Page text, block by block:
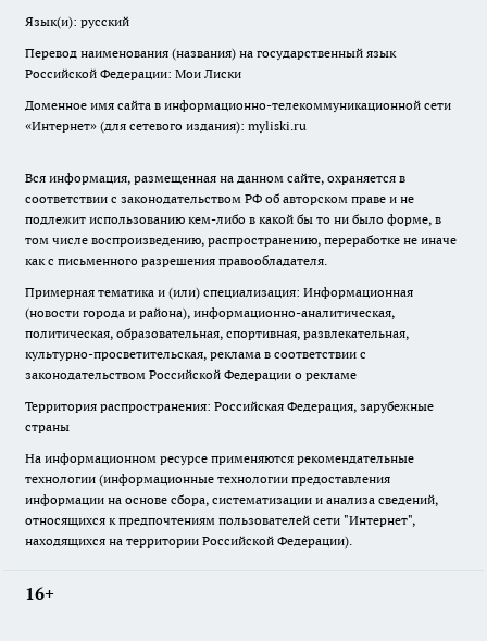
Язык(и): русский
Перевод наименования (названия) на государственный язык
Российской Федерации: Мои Лиски
Доменное имя сайта в информационно-телекоммуникационной сети
«Интернет» (для сетевого издания): myliski.ru
Вся информация, размещенная на данном сайте, охраняется в
соответствии с законодательством РФ об авторском праве и не
подлежит использованию кем-либо в какой бы то ни было форме, в
том числе воспроизведению, распространению, переработке не иначе
как с письменного разрешения правообладателя.
Примерная тематика и (или) специализация: Информационная
(новости города и района), информационно-аналитическая,
политическая, образовательная, спортивная, развлекательная,
культурно-просветительская, реклама в соответствии с
законодательством Российской Федерации о рекламе
Территория распространения: Российская Федерация, зарубежные
страны
На информационном ресурсе применяются рекомендательные
технологии (информационные технологии предоставления
информации на основе сбора, систематизации и анализа сведений,
относящихся к предпочтениям пользователей сети "Интернет",
находящихся на территории Российской Федерации).
16+